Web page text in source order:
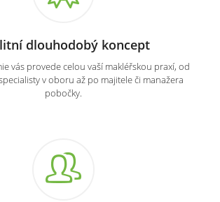
dlouhodobý koncept
vás provede celou vaší makléřskou praxí, od
v oboru až po majitele či manažera
pobočky.